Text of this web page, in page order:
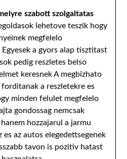
szabott szolgaltatas
lehetove teszik hogy
megfelelo
a gyors alap tisztitast
pedig reszletes belso
keresnek A megbizhato
a reszletekre es
minden felulet megfelelo
gondossag nemcsak
hozzajarul a jarmu
es az autos elegedettsegenek
tavon is pozitiv hatast